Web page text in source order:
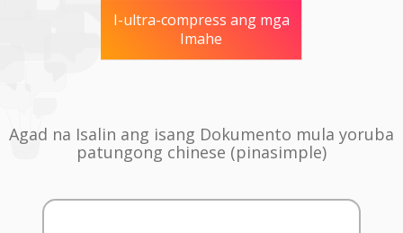
I-ultra-compress ang mga
Imahe
Agad na Isalin ang isang Dokumento mula yoruba
patungong chinese (pinasimple)